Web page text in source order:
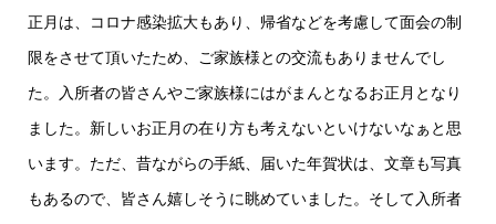
正月は、コロナ感染拡大もあり、帰省などを考慮して面会の制
限をさせて頂いたため、ご家族様との交流もありませんでし
た。入所者の皆さんやご家族様にはがまんとなるお正月となり
ました。新しいお正月の在り方も考えないといけないなぁと思
います。ただ、昔ながらの手紙、届いた年賀状は、文章も写真
もあるので、皆さん嬉しそうに眺めていました。そして入所者